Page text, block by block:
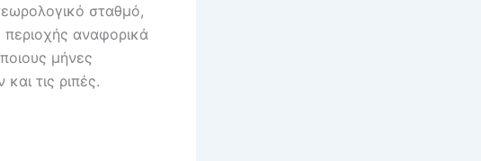
σταθμό,
αναφορικά
μήνες
τις ριπές.